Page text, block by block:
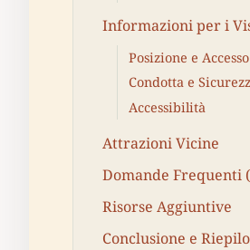
Informazioni per i
Posizione e Accesso
Condotta e
Accessibilità
Attrazioni Vicine
Domande Frequenti
Risorse Aggiuntive
Conclusione e